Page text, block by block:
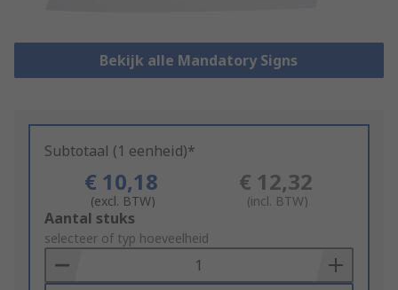
Bekijk alle Mandatory Signs
Subtotaal (1 eenheid)*
€ 10,18
(excl. BTW)
€ 12,32
(incl. BTW)
Add
to
Basket
Aantal stuks
selecteer of typ hoeveelheid